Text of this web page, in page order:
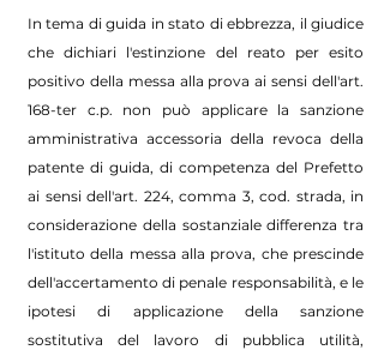
In tema di guida in stato di ebbrezza, il giudice
che dichiari l'estinzione del reato per esito
positivo della messa alla prova ai sensi dell'art.
168-ter c.p. non può applicare la sanzione
amministrativa accessoria della revoca della
patente di guida, di competenza del Prefetto
ai sensi dell'art. 224, comma 3, cod. strada, in
considerazione della sostanziale differenza tra
l'istituto della messa alla prova, che prescinde
dell'accertamento di penale responsabilità, e le
ipotesi di applicazione della sanzione
sostitutiva del lavoro di pubblica utilità,